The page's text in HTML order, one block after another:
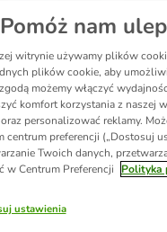
wysokowartościowe
Wprowadza ona
been changed
Pomóż nam
witrynie używamy plików
plików cookie, aby
możemy włączyć
komfort korzystania z naszej
oraz personalizować reklamy.
centrum preferencji („Dostosuj
Twoich danych,
w Centrum Preferencji
Polityka
ustawienia